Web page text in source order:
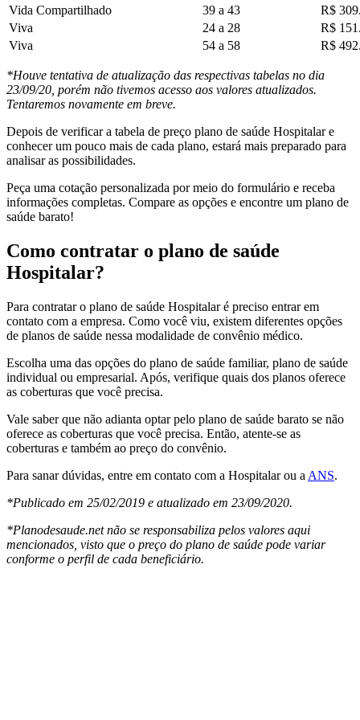
Vida Compartilhado
39 a 43
R$
Viva
24 a 28
R$
Viva
54 a 58 R$
*Houve tentativa de atualização das respectivas tabelas no dia
23/09/20, porém não tivemos acesso aos valores atualizados.
Tentaremos novamente em breve.
Depois de verificar a tabela de preço plano de saúde Hospitalar e
conhecer um pouco mais de cada plano, estará mais preparado para
analisar as possibilidades.
Peça uma cotação personalizada por meio do formulário e receba
informações completas. Compare as opções e encontre um plano de
saúde barato!
Como contratar o plano de saúde
Hospitalar?
Para contratar o plano de saúde Hospitalar é preciso entrar em
contato com a empresa. Como você viu, existem diferentes opções
de planos de saúde nessa modalidade de convênio médico.
Escolha uma das opções do plano de saúde familiar, plano de saúde
individual ou empresarial. Após, verifique quais dos planos oferece
as coberturas que você precisa.
Vale saber que não adianta optar pelo plano de saúde barato se não
oferece as coberturas que você precisa. Então, atente-se as
coberturas e também ao preço do convênio.
Para sanar dúvidas, entre em contato com a Hospitalar ou a ANS.
*Publicado em 25/02/2019 e atualizado em 23/09/2020.
*Planodesaude.net não se responsabiliza pelos valores aqui
mencionados, visto que o preço do plano de saúde pode variar
conforme o perfil de cada beneficiário.